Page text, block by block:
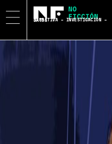
NARRATIVA – INVESTIGACIÓN – DATOS